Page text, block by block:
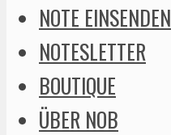
NOTE EINSENDEN
NOTESLETTER
BOUTIQUE
ÜBER NOB